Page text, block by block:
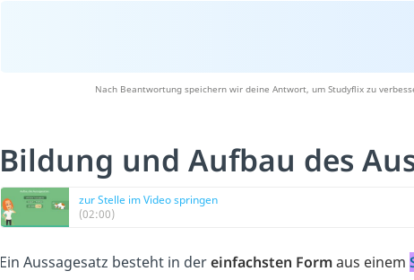
Nach Beantwortung speichern wir deine Antwort, um Studyflix zu
Bildung und Aufbau des
zur Stelle im Video springen
(02:00)
Ein Aussagesatz besteht in dereinfachsten Formaus einem